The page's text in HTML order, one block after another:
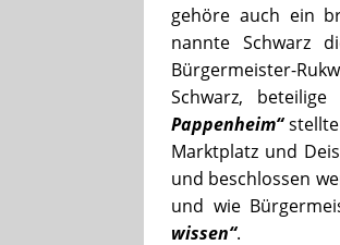
gehöre auch ein
nannte Schwarz
Bürgermeister-
Schwarz,
Pappenheim“stellte
Marktplatz und
und beschlossen
und wie
wissen“.